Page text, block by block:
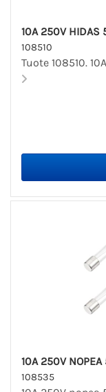
10A 250V HIDAS
108510
Tuote 108510.
10A 250V
108535